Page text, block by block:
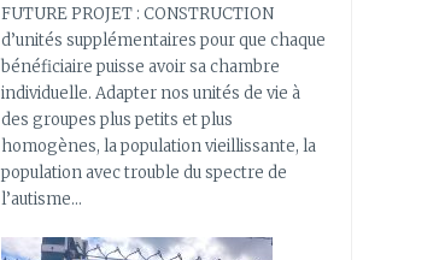
FUTURE PROJET : CONSTRUCTION
d’unités supplémentaires pour que chaque
bénéficiaire puisse avoir sa chambre
individuelle. Adapter nos unités de vie à
des groupes plus petits et plus
homogènes, la population vieillissante, la
population avec trouble du spectre de
l’autisme…